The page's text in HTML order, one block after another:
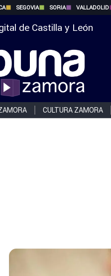
SEGOVIA SORIA VALLADOLID
de Castilla y León
CULTURA ZAMORA